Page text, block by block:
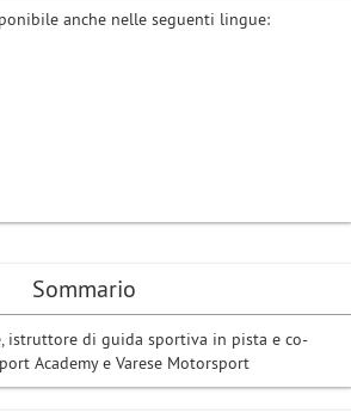
Sommario
istruttore di guida sportiva in pista e co-
Academy e Varese Motorsport
anche nelle seguenti lingue: